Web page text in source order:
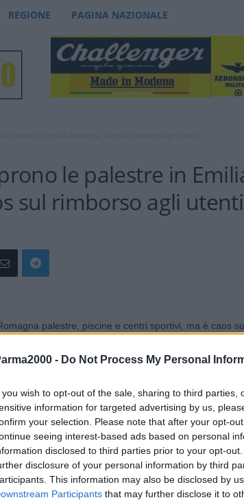
- Do Not Process My Personal
you wish to opt-out of the sale, sharing to third parties,
information for targeted advertising by us,
your selection. Please note that after your opt-
seeing interest-based ads based on personal
disclosed to third parties prior to your opt-
disclosure of your personal information by third
This information may also be disclosed by
Participants that may further disclose it to
REGIONE PAGINA NAZIONALE
le palestre in
sul rimborso agli utenti
palestre, piscine e centri sportivi, ma è caos
è il Codacons, che ricorda come il Decreto Rilancio
in favore degli utenti per i giorni di chiusura degli
sportivi è stata sospesa per effetto del Dpcm del
e potrà riprendere solo a partire da oggi –
complessivi di chiusura degli impianti, e il diritto degli
Lo stesso Decreto Rilancio, all’articolo 216
l’obbligo di rimborsare i propri clienti per la
di pari valore, utilizzabile entro un anno dalla
sportiva.